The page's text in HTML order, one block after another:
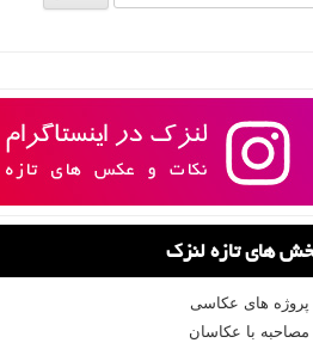
های تازه لنزک
پروژه های عکاسی
مصاحبه با عکاسان